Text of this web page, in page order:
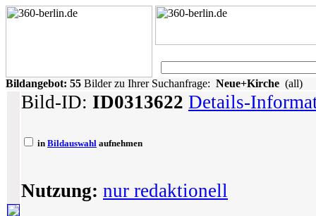
Bildangebot: 55 Bilder zu Ihrer Suchanfrage: Neue+Kirche (all)
Bild-ID: ID0313622 Details-
in Bildauswahl aufnehmen
Nutzung: nur redaktionell